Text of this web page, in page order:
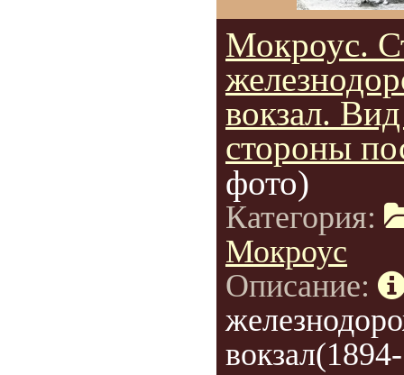
Мокроус.
вокзал.
стороны
фото)
Категория:
Мокроус
Описание: